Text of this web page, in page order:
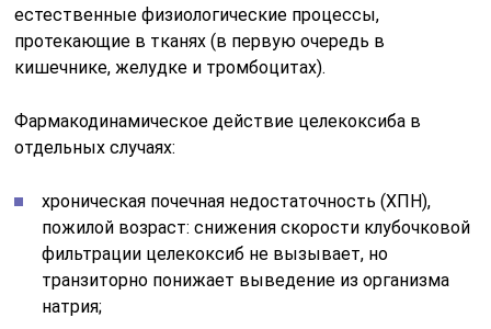
естественные физиологические процессы,
протекающие в тканях (в первую очередь в
кишечнике, желудке и тромбоцитах).
Фармакодинамическое действие целекоксиба в
отдельных случаях:
хроническая почечная недостаточность (ХПН),
пожилой возраст: снижения скорости клубочковой
фильтрации целекоксиб не вызывает, но
транзиторно понижает выведение из организма
натрия;